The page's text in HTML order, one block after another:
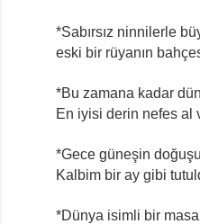
*Sabırsız ninnilerle
eski bir rüyanın
*Bu zamana kadar
En iyisi derin nefes al
*Gece güneşin
Kalbim bir ay gibi
*Dünya isimli bir